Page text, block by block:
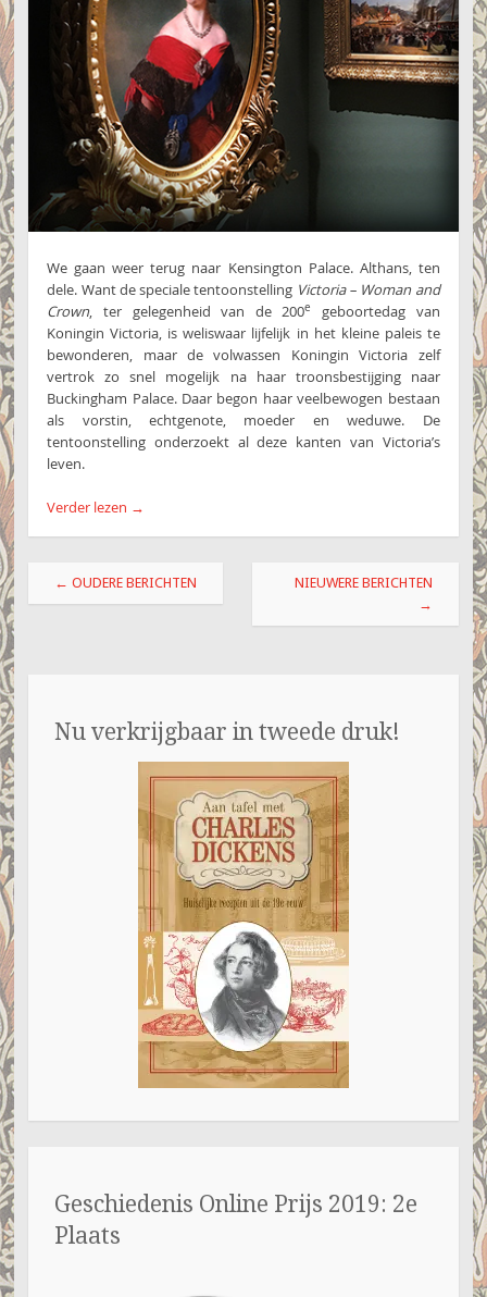
We gaan weer terug naar Kensington Palace. Althans, ten
dele. Want de speciale tentoonstelling Victoria – Woman and
Crown, ter gelegenheid van de 200e
geboortedag van
Koningin Victoria, is weliswaar lijfelijk in het kleine paleis te
bewonderen, maar de volwassen Koningin Victoria zelf
vertrok zo snel mogelijk na haar troonsbestijging naar
Buckingham Palace. Daar begon haar veelbewogen bestaan
als vorstin, echtgenote, moeder en weduwe. De
tentoonstelling onderzoekt al deze kanten van Victoria’s
leven.
Verder lezen →
Berichtnavigatie
← OUDERE BERICHTEN
NIEUWERE BERICHTEN
→
Nu verkrijgbaar in tweede druk!
Geschiedenis Online Prijs 2019: 2e
Plaats